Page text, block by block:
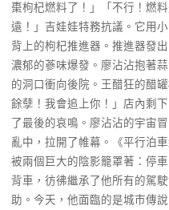
棗枸杞燃料了！」「不行！燃
遠！」吉娃娃特務抗議。它用
背上的枸杞推進器。推進器發
濃郁的蔘味爆發。廖沾沾抱著
的洞口衝向後院。王醋狂的醋
餘孽！我會追上你！」店內剩
了最後的哀鳴。廖沾沾的宇宙
亂中，拉開了帷幕。《平行泊
被兩個巨大的陰影籠罩著：停
背車，彷彿繼承了他所有的駕
助。今天，他面臨的是城市傳